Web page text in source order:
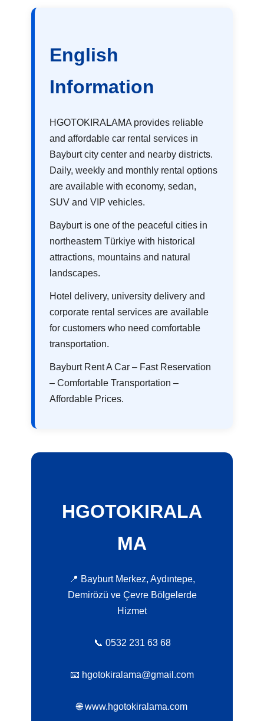
English
Information
HGOTOKIRALAMA provides reliable
and affordable car rental services in
Bayburt city center and nearby districts.
Daily, weekly and monthly rental options
are available with economy, sedan,
SUV and VIP vehicles.
Bayburt is one of the peaceful cities in
northeastern Türkiye with historical
attractions, mountains and natural
landscapes.
Hotel delivery, university delivery and
corporate rental services are available
for customers who need comfortable
transportation.
Bayburt Rent A Car – Fast Reservation
– Comfortable Transportation –
Affordable Prices.
HGOTOKIRALA
MA
📍 Bayburt Merkez, Aydıntepe,
Demirözü ve Çevre Bölgelerde
Hizmet
📞 0532 231 63 68
📧 hgotokiralama@gmail.com
🌐 www.hgotokiralama.com